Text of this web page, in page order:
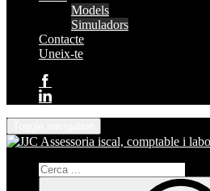
Models
Simuladors
Contacte
Uneix-te